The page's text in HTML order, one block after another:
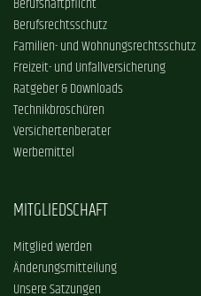
Berufshaftpflicht
Berufsrechtsschutz
Familien- und Wohnungsrechtsschutz
Freizeit- und Unfallversicherung
Ratgeber & Downloads
Technikbroschüren
Versichertenberater
Werbemittel
MITGLIEDSCHAFT
Mitglied werden
Änderungsmitteilung
Unsere Satzungen